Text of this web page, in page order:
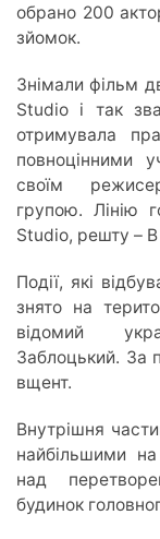
обрано 200
зйомок.
Знімали фільм
Studio і так
отримувала
повноцінними
своїм
групою. Лінію
Studio, решту –
Події, які
знято на
відомий
Заблоцький. За
вщент.
Внутрішня
найбільшими на
над
будинок